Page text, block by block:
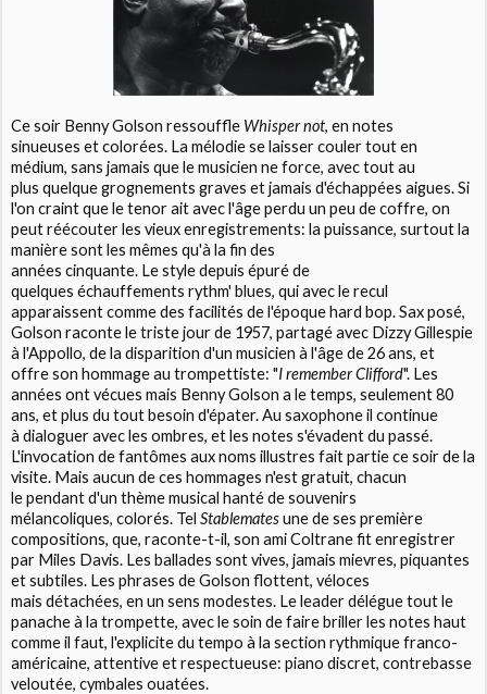
Ce soir Benny Golson ressouffle Whisper not, en notes
sinueuses et colorées. La mélodie se laisser couler tout en
médium, sans jamais que le musicien ne force, avec tout au
plus quelque grognements graves et jamais d'échappées aigues. Si
l'on craint que le tenor ait avec l'âge perdu un peu de coffre, on
peut réécouter les vieux enregistrements: la puissance, surtout la
manière sont les mêmes qu'à la fin des
années cinquante. Le style depuis épuré de
quelques échauffements rythm' blues, qui avec le recul
apparaissent comme des facilités de l'époque hard bop. Sax posé,
Golson raconte le triste jour de 1957, partagé avec Dizzy Gillespie
à l'Appollo, de la disparition d'un musicien à l'âge de 26 ans, et
offre son hommage au trompettiste: "I remember Clifford". Les
années ont vécues mais Benny Golson a le temps, seulement 80
ans, et plus du tout besoin d'épater. Au saxophone il continue
à dialoguer avec les ombres, et les notes s'évadent du passé.
L'invocation de fantômes aux noms illustres fait partie ce soir de la
visite. Mais aucun de ces hommages n'est gratuit, chacun
le pendant d'un thème musical hanté de souvenirs
mélancoliques, colorés. TelStablematesune de ses première
compositions, que, raconte-t-il, son ami Coltrane fit enregistrer
par Miles Davis. Les ballades sont vives, jamais mievres, piquantes
et subtiles. Les phrases de Golson flottent, véloces
mais détachées, en un sens modestes. Le leader délégue tout le
panache à la trompette, avec le soin de faire briller les notes haut
comme il faut, l'explicite du tempo à la section rythmique franco-
américaine, attentive et respectueuse: piano discret, contrebasse
veloutée, cymbales ouatées.